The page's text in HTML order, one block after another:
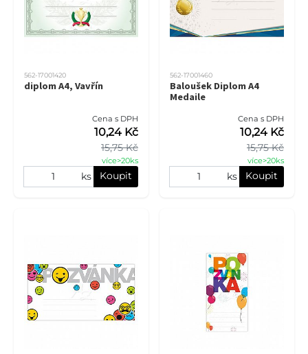
562-17001420
diplom A4, Vavřín
Cena s DPH
15,75 Kč
10,24 Kč
více>20ks
ks Koupit
562-17001460
Baloušek Diplom A4
Medaile
Cena s DPH
15,75 Kč
10,24 Kč
více>20ks
ks Koupit